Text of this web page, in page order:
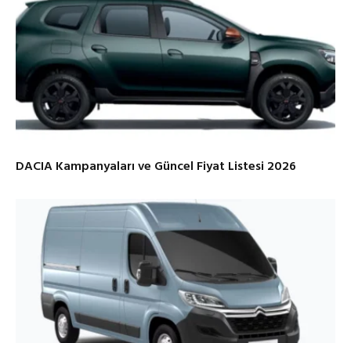
DACIA Kampanyaları ve Güncel Fiyat Listesi 2026